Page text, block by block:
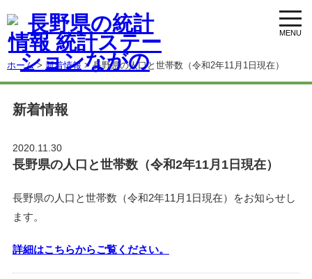
ホーム> 新着情報 > 長野県の人口と世帯数（令和2年11月1日現在）
新着情報
2020.11.30
長野県の人口と世帯数（令和2年11月1日現在）
長野県の人口と世帯数（令和2年11月1日現在）をお知らせし
ます。
詳細はこちらからご覧ください。